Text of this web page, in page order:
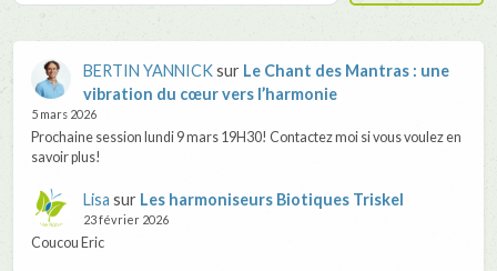
BERTIN YANNICKsur Le Chant des Mantras : une
vibration du cœur vers l’harmonie
5 mars 2026
Prochaine session lundi 9 mars 19H30! Contactez moi si vous voulez en
savoir plus!
Lisa sur Les harmoniseurs Biotiques Triskel
23 février 2026
Coucou Eric